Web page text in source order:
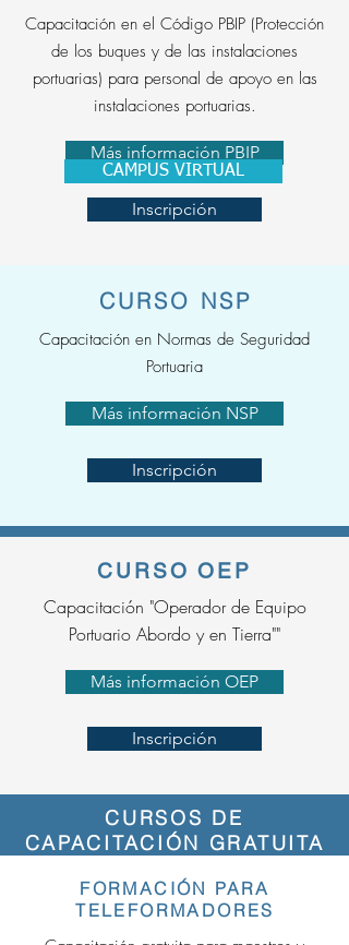
Capacitación en el Código PBIP (Protección
de los buques y de las instalaciones
portuarias) para personal de apoyo en las
instalaciones portuarias.
Más información PBIP
Inscripción
CURSO NSP
Capacitación en Normas de Seguridad
Portuaria
Más información NSP
Inscripción
CAMPUS VIRTUAL
CURSO OEP
Capacitación "Operador de Equipo
Portuario Abordo y en Tierra""
Más información OEP
Inscripción
CURSOS DE
CAPACITACIÓN GRATUITA
FORMACIÓN PARA
TELEFORMADORES